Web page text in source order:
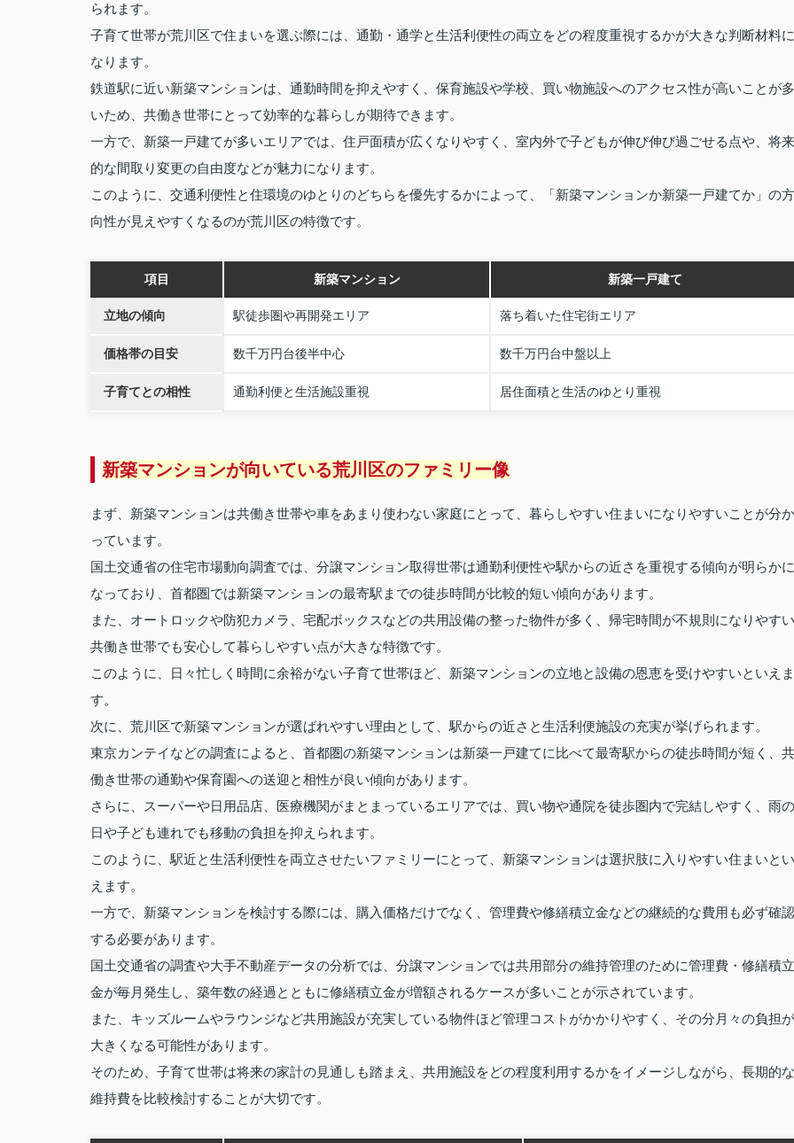
られます。
子育て世帯が荒川区で住まいを選ぶ際には、通勤・通学と生活利便性の両立をどの程度重視するかが大きな判断材料に
なります。
鉄道駅に近い新築マンションは、通勤時間を抑えやすく、保育施設や学校、買い物施設へのアクセス性が高いことが多
いため、共働き世帯にとって効率的な暮らしが期待できます。
一方で、新築一戸建てが多いエリアでは、住戸面積が広くなりやすく、室内外で子どもが伸び伸び過ごせる点や、将来
的な間取り変更の自由度などが魅力になります。
このように、交通利便性と住環境のゆとりのどちらを優先するかによって、「新築マンションか新築一戸建てか」の方
向性が見えやすくなるのが荒川区の特徴です。
項目 新築マンション 新築一戸建て
立地の傾向 駅徒歩圏や再開発エリア 落ち着いた住宅街エリア
価格帯の目安 数千万円台後半中心 数千万円台中盤以上
子育てとの相性 通勤利便と生活施設重視 居住面積と生活のゆとり重視
新築マンションが向いている荒川区のファミリー像
まず、新築マンションは共働き世帯や車をあまり使わない家庭にとって、暮らしやすい住まいになりやすいことが分か
っています。
国土交通省の住宅市場動向調査では、分譲マンション取得世帯は通勤利便性や駅からの近さを重視する傾向が明らかに
なっており、首都圏では新築マンションの最寄駅までの徒歩時間が比較的短い傾向があります。
また、オートロックや防犯カメラ、宅配ボックスなどの共用設備の整った物件が多く、帰宅時間が不規則になりやすい
共働き世帯でも安心して暮らしやすい点が大きな特徴です。
このように、日々忙しく時間に余裕がない子育て世帯ほど、新築マンションの立地と設備の恩恵を受けやすいといえま
す。
次に、荒川区で新築マンションが選ばれやすい理由として、駅からの近さと生活利便施設の充実が挙げられます。
東京カンテイなどの調査によると、首都圏の新築マンションは新築一戸建てに比べて最寄駅からの徒歩時間が短く、共
働き世帯の通勤や保育園への送迎と相性が良い傾向があります。
さらに、スーパーや日用品店、医療機関がまとまっているエリアでは、買い物や通院を徒歩圏内で完結しやすく、雨の
日や子ども連れでも移動の負担を抑えられます。
このように、駅近と生活利便性を両立させたいファミリーにとって、新築マンションは選択肢に入りやすい住まいとい
えます。
一方で、新築マンションを検討する際には、購入価格だけでなく、管理費や修繕積立金などの継続的な費用も必ず確認
する必要があります。
国土交通省の調査や大手不動産データの分析では、分譲マンションでは共用部分の維持管理のために管理費・修繕積立
金が毎月発生し、築年数の経過とともに修繕積立金が増額されるケースが多いことが示されています。
また、キッズルームやラウンジなど共用施設が充実している物件ほど管理コストがかかりやすく、その分月々の負担が
大きくなる可能性があります。
そのため、子育て世帯は将来の家計の見通しも踏まえ、共用施設をどの程度利用するかをイメージしながら、長期的な
維持費を比較検討することが大切です。